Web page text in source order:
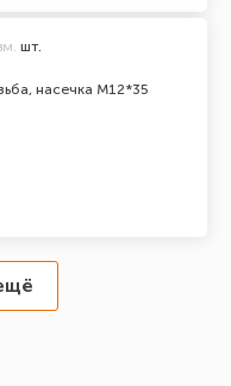
насечка М12*35
шт.